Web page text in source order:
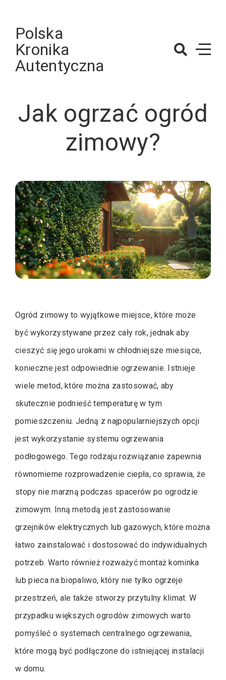
contentPolska
Kronika
Autentyczna
Jak ogrzać ogród
zimowy?
Ogród zimowy to wyjątkowe miejsce, które może
być wykorzystywane przez cały rok, jednak aby
cieszyć się jego urokami w chłodniejsze miesiące,
konieczne jest odpowiednie ogrzewanie. Istnieje
wiele metod, które można zastosować, aby
skutecznie podnieść temperaturę w tym
pomieszczeniu. Jedną z najpopularniejszych opcji
jest wykorzystanie systemu ogrzewania
podłogowego. Tego rodzaju rozwiązanie zapewnia
równomierne rozprowadzenie ciepła, co sprawia, że
stopy nie marzną podczas spacerów po ogrodzie
zimowym. Inną metodą jest zastosowanie
grzejników elektrycznych lub gazowych, które można
łatwo zainstalować i dostosować do indywidualnych
potrzeb. Warto również rozważyć montaż kominka
lub pieca na biopaliwo, który nie tylko ogrzeje
przestrzeń, ale także stworzy przytulny klimat. W
przypadku większych ogrodów zimowych warto
pomyśleć o systemach centralnego ogrzewania,
które mogą być podłączone do istniejącej instalacji
w domu.